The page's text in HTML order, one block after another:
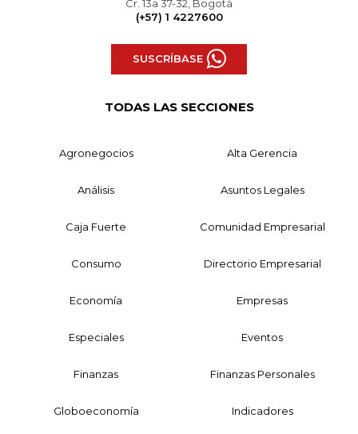
Cr. 13a 37-32, Bogotá
(+57) 1 4227600
SUSCRÍBASE
TODAS LAS SECCIONES
Agronegocios Alta Gerencia
Análisis Asuntos Legales
Caja Fuerte Comunidad Empresarial
Consumo Directorio Empresarial
Economía Empresas
Especiales Eventos
Finanzas Finanzas Personales
Globoeconomía Indicadores